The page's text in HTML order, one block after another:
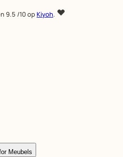
9.5 /10 opKiyoh.
Meubels